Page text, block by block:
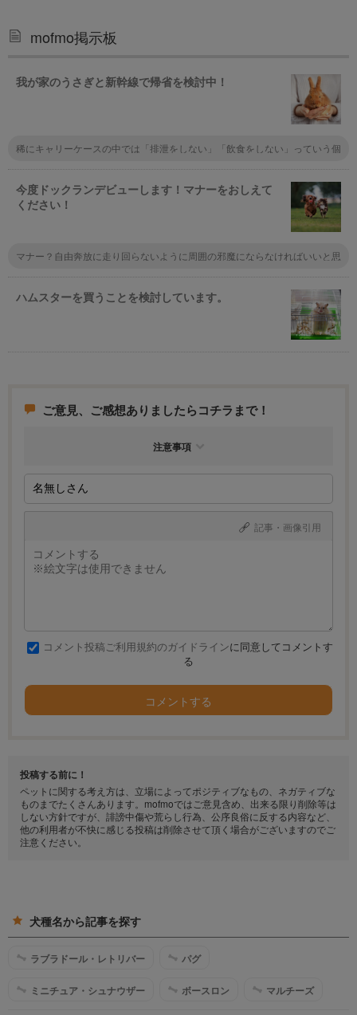
mofmo掲示板
我が家のうさぎと新幹線で帰省を検討中！
稀にキャリーケースの中では「排泄をしない」「飲食をしない」っていう個
は指定席でペットを置く座席を予約しておくのもおすすめだけど会社によっ
て違うので実際使うところの鉄道会社に問い合わせてみて！
今度ドックランデビューします！マナーをおしえて
ください！
マナー？自由奔放に走り回らないように周囲の邪魔にならなければいいと思
よね
ハムスターを買うことを検討しています。
ご意見、ご感想ありましたらコチラまで！
注意事項
記事・画像引用
コメント投稿ご利用規約のガイドラインに同意してコメントす
る
コメントする
投稿する前に！
ペットに関する考え方は、立場によってポジティブなもの、ネガティブな
ものまでたくさんあります。mofmoではご意見含め、出来る限り削除等は
しない方針ですが、誹謗中傷や荒らし行為、公序良俗に反する内容など、
他の利用者が不快に感じる投稿は削除させて頂く場合がございますのでご
注意ください。
犬種名から記事を探す
ラブラドール・レトリバー パグ
ミニチュア・シュナウザー ボースロン マルチーズ